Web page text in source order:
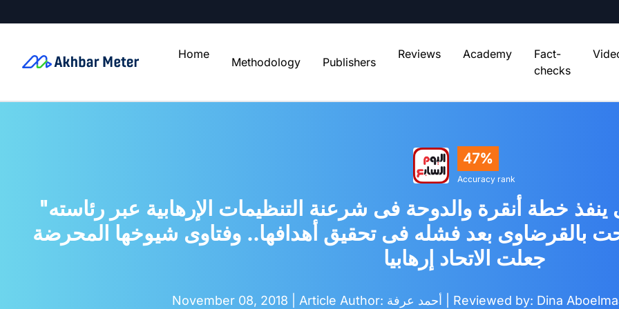
Home
Methodology Publishers
Reviews Academy
Fact-
checks
47%
Accuracy rank
"استبدال إرهابى بآخر".. الريسونى ينفذ خطة أنقرة والدوحة فى شرعنة التنظيمات الإرهابية عبر رئاسته
بالقرضاوى بعد فشله فى تحقيق أهدافها.. وفتاوى شيوخها المحرضة
جعلت الاتحاد إرهابيا
November 08, 2018 | | Reviewed by: Dina